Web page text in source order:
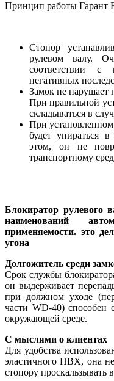
Принцип работы Гарант
Стопор
рулевом валу.
соответствии с
негативных
Замок не нарушает
При правильной
складываться в
При
будет упираться
этом, он не
транспортному
Блокиратор рулевого
наименований
применяемости. это
угона
Долгожитель среди
Срок службы
он выдерживает
при должном уходе
части WD-40) способен
окружающей среде.
С мыслями о клиентах
Для удобства
эластичного ПВХ, она не
стопору проскальзывать